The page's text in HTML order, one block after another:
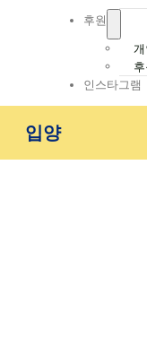
후원
인스타그램
입양